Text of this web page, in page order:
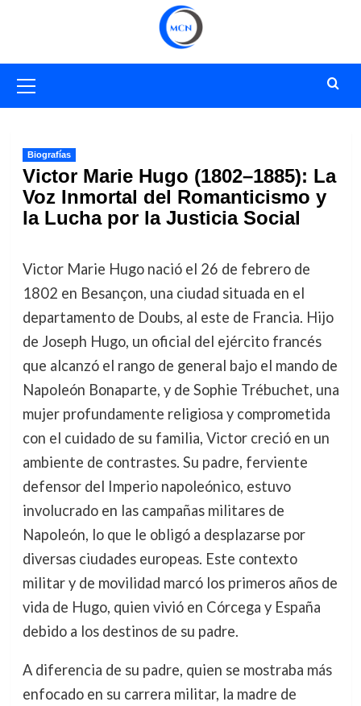
primario
Biografías
Victor Marie Hugo (1802–1885): La
Voz Inmortal del Romanticismo y
la Lucha por la Justicia Social
Victor Marie Hugo nació el 26 de febrero de
1802 en Besançon, una ciudad situada en el
departamento de Doubs, al este de Francia. Hijo
de Joseph Hugo, un oficial del ejército francés
que alcanzó el rango de general bajo el mando de
Napoleón Bonaparte, y de Sophie Trébuchet, una
mujer profundamente religiosa y comprometida
con el cuidado de su familia, Victor creció en un
ambiente de contrastes. Su padre, ferviente
defensor del Imperio napoleónico, estuvo
involucrado en las campañas militares de
Napoleón, lo que le obligó a desplazarse por
diversas ciudades europeas. Este contexto
militar y de movilidad marcó los primeros años de
vida de Hugo, quien vivió en Córcega y España
debido a los destinos de su padre.
A diferencia de su padre, quien se mostraba más
enfocado en su carrera militar, la madre de